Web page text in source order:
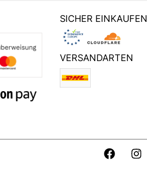
SICHER EINKAUFEN
VERSANDARTEN